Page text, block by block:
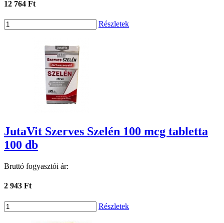
12 764 Ft
Részletek
JutaVit Szerves Szelén 100 mcg tabletta
100 db
Bruttó fogyasztói ár:
2 943 Ft
Részletek